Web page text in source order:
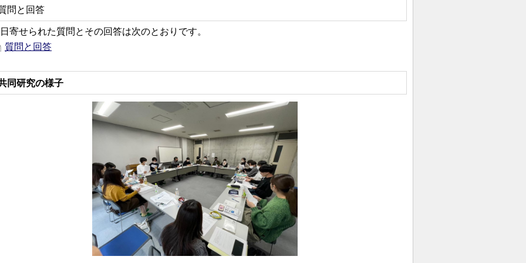
問と回答
寄せられた質問とその回答は次のとおりです。
質問と回答
同研究の様子